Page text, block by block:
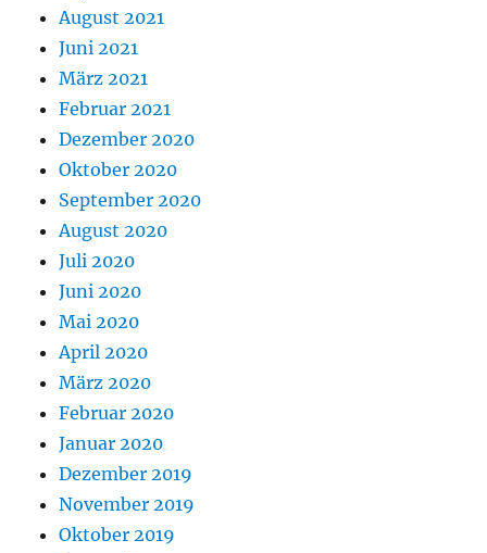
August 2021
Juni 2021
März 2021
Februar 2021
Dezember 2020
Oktober 2020
September 2020
August 2020
Juli 2020
Juni 2020
Mai 2020
April 2020
März 2020
Februar 2020
Januar 2020
Dezember 2019
November 2019
Oktober 2019